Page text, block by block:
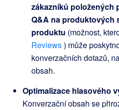
zákazníků položených
Q&A na produktových
produktu (možnost,
Reviews) může
konverzačních dotazů,
obsah.
Optimalizace hlasového
Konverzační obsah se